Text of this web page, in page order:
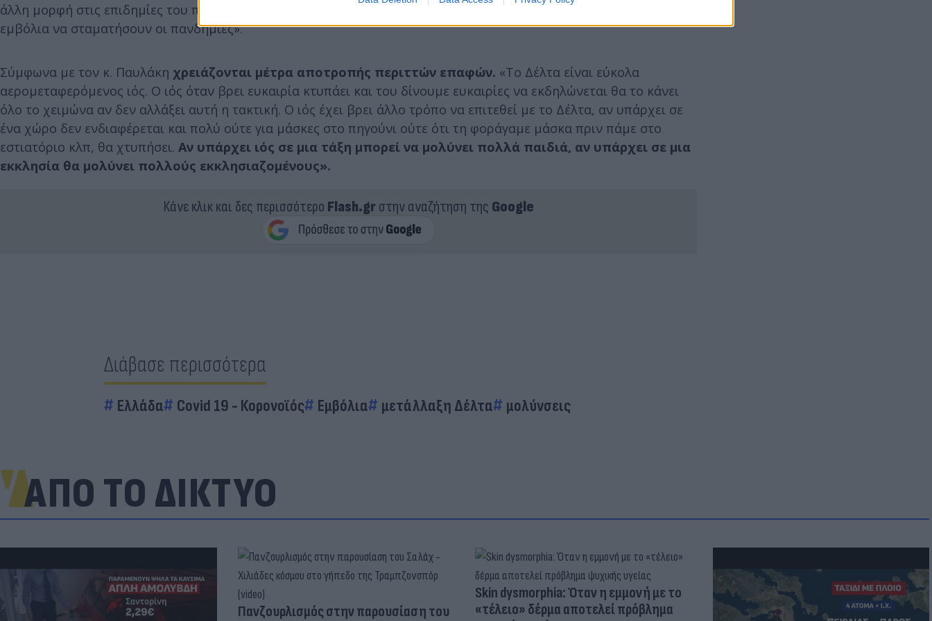
άλλη μορφή στις επιδημίες του παρελθόντος. Σιγά – σιγά έπεσαν τα κρούσματα και πήρε παρά πολλά χρονιά με τα
εμβόλια να σταματήσουν οι πανδημίες».
Σύμφωνα με τον κ. Παυλάκη χρειάζονται μέτρα αποτροπής περιττών επαφών. «Το Δέλτα είναι εύκολα
αερομεταφερόμενος ιός. Ο ιός όταν βρει ευκαιρία κτυπάει και του δίνουμε ευκαιρίες να εκδηλώνεται θα το κάνει
όλο το χειμώνα αν δεν αλλάξει αυτή η τακτική. Ο ιός έχει βρει άλλο τρόπο να επιτεθεί με το Δέλτα, αν υπάρχει σε
ένα χώρο δεν ενδιαφέρεται και πολύ ούτε για μάσκες στο πηγούνι ούτε ότι τη φοράγαμε μάσκα πριν πάμε στο
εστιατόριο κλπ, θα χτυπήσει. Αν υπάρχει ιός σε μια τάξη μπορεί να μολύνει πολλά παιδιά, αν υπάρχει σε μια
εκκλησία θα μολύνει πολλούς εκκλησιαζομένους».
Κάνε κλικ και δες περισσότερο Flash.grστην αναζήτηση της Google
Διάβασε περισσότερα
Ελλάδα Covid 19 - Κορονοϊός Εμβόλια μετάλλαξη Δέλτα μολύνσεις
ΑΠΟ ΤΟ ΔΙΚΤΥΟ
Πανζουρλισμός στην παρουσίαση του
Skin dysmorphia: Όταν η εμμονή με το
«τέλειο» δέρμα αποτελεί πρόβλημα